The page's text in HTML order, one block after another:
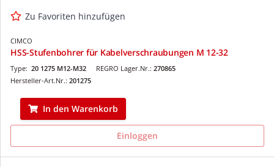
Zu Favoriten hinzufügen
CIMCO
HSS-Stufenbohrer für Kabelverschraubungen M 12-32
REGRO Lager.Nr.: 270865
Type: 20 1275 M12-M32
Hersteller-Art.Nr.: 201275
In den Warenkorb
Einloggen